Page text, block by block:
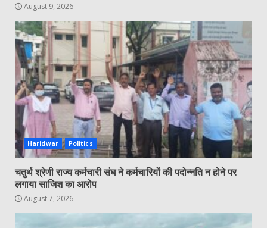
August 9, 2026
Haridwar Politics
चतुर्थ श्रेणी राज्य कर्मचारी संघ ने कर्मचारियों की पदोन्नति न होने पर
लगाया साजिश का आरोप
August 7, 2026